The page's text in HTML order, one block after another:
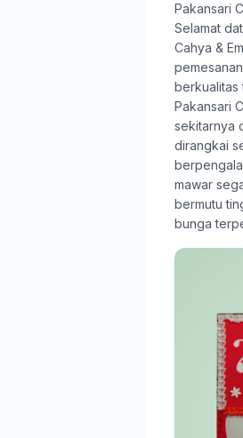
Pakansari
Selamat
Cahya &
berkualitas
Pakansari
sekitarnya
dirangkai
mawar
bermutu
bunga